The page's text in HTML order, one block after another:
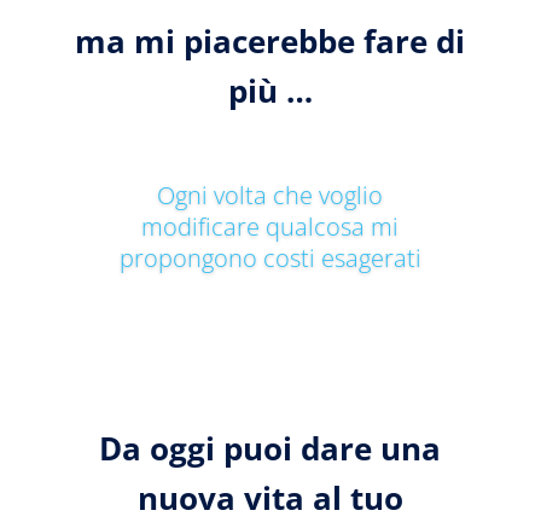
ma mi piacerebbe fare di
più …
Vorrei semplificare alcune
funzioni e schermate così
che i miei possano lavorare
Da oggi puoi dare una
nuova vita al tuo